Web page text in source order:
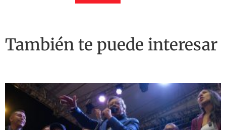
También te puede interesar